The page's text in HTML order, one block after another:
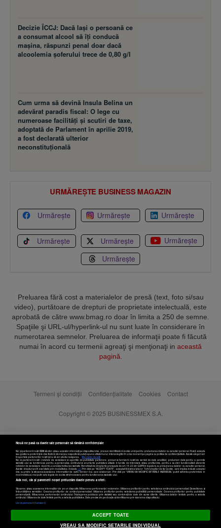
Decizie ÎCCJ: Dacă laşi o persoană ce
a consumat alcool să îţi conducă
maşina, răspunzi penal doar dacă
alcoolemia şoferului trece de 0,80 g/l
Cum urma să devină Insula Belina un
adevărat paradis fiscal: O lege cu
numeroase facilităţi şi scutiri de taxe,
adoptată de Parlament în aprilie 2019,
a fost declarată ulterior
neconstituţională
URMĂREȘTE BUSINESS MAGAZIN
Urmărește Urmărește Urmărește
Urmărește Urmărește
Urmărește
Urmărește
Preluarea fără cost a materialelor de presă (text, foto si/sau
video), purtătoare de drepturi de proprietate intelectuală, este
aprobată de către www.bmag.ro doar în limita a 250 de semne.
Spaţiile şi URL-ul/hyperlink-ul nu sunt luate în considerare în
numerotarea semnelor. Preluarea de informaţii poate fi făcută
numai în acord cu termenii agreaţi şi menţionaţi in această
pagină
Termeni și condiții Confidențialitate Cookies Contact
Copyright © 2025 BUSINESSMEX S.A.
Setări cookies
Nouă ne pasă ca datele tale personale să rămână confidențiale
Noi și partenerii noștri589stocăm și/sau accesăm informații pe dispozitivul dvs., precum identificatorii cookie unici pentru prelucrarea datelor cu caracter personal. Puteți accepta
sau gestiona preferințele dvs. făcând clic mai jos, respectiv vă puteți opune utilizării unui interes legitim în orice moment pe pagina cu politica de confidențialitate. Aceste alegeri vor
fi raportate partenerilor noștri și nu vă vor afecta navigarea.
Mai multe detalii
Noi si partenerii nostri (retelele de socializare si agentiile de publicitate partenere, precum si furnizorii nostri de servicii de date analitice) prelucram date pentru a permite
website-ului sa functioneze, pentru a personaliza continutul si anunturile publicitare afisate in functie de interesele si/sau profilul dvs., pentru a va oferi functionalitati aferente
retelelor de socializare si pentru a analiza traficul pe website. Beneficiati de drepturile prevazute de art. 15-22 din GDPR in legatura cu prelucrarea datelor cu caracter personal.
Aceste drepturi pot fi exercitate prin modalitatea indicataaici. Prin click pe “ACCEPT TOATE”, acceptati folosirea tuturor Tehnologiilor de tip Cookie, care implica inclusiv acceptul
dvs. cu privire la stocarea/accesarea informatiilor de catre Vendor-ii cu care colaboram. Prin click pe “VREAU SA MODIFIC SETARILE INDIVIDUAL” puteti schimba preferintele in
mod individual, mai putin cele legate de cookie strict necesare pentru functionarea website-ului.
Atât noi, cât și partenerii noștri prelucrăm datele pentru a oferi:
Stocarea și/sau accesarea informațiilor de pe un dispozitiv. Măsurarea performanței reclamelor. Utilizarea profilurilor pentru selectarea conținutului personalizat. Dezvoltarea și
îmbunătățirea serviciilor. Crearea profilurilor de conținut personalizat. Utilizarea profilurilor pentru selectarea publicității personalizate. Crearea profilurilor pentru publicitate
personalizată. Măsurarea performanței conținutului. Înțelegerea publicului prin statistici sau combinații de date din surse diferite. Utilizarea datelor limitate pentru a selecta
conținutul. Utilizarea de date limitate pentru a selecta publicitatea. Date precise de geolocație și identificarea prin scanarea dispozitivului.
Listă parteneri (furnizori)
ACCEPT TOATE
VREAU SA MODIFIC SETARILE INDIVIDUAL